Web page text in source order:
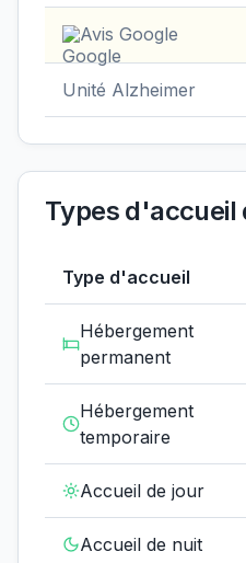
Avis Google
Unité Alzheimer
Types d'accueil
Type d'accueil
Hébergement
permanent
Hébergement
temporaire
Accueil de jour
Accueil de nuit